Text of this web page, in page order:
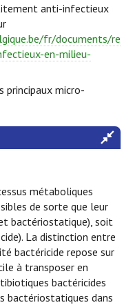
anti-infectieux
fr/documents/re
en-milieu-
principaux micro-
métaboliques
de sorte que leur
bactériostatique), soit
La distinction entre
bactéricide repose sur
à transposer en
bactéricides
bactériostatiques dans